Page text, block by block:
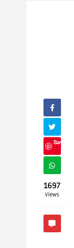
Save
1697
Views